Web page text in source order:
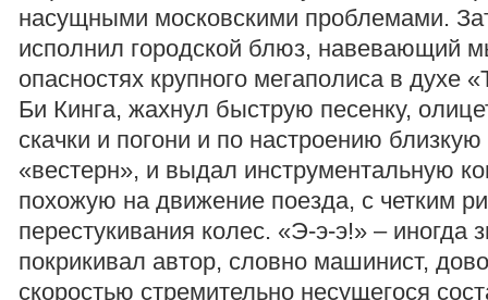
насущными московскими проблемами.
исполнил городской блюз, навевающий
опасностях крупного мегаполиса в духе
Би Кинга, жахнул быструю песенку,
скачки и погони и по настроению
«вестерн», и выдал инструментальную
похожую на движение поезда, с четким
перестукивания колес. «Э-э-э!» – иногда
покрикивал автор, словно машинист,
скоростью стремительно несущегося